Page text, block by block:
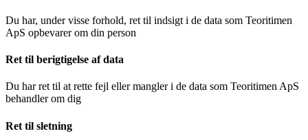
Du har, under visse forhold, ret til indsigt i de data som Teoritimen
ApS opbevarer om din person
Ret til berigtigelse af data
Du har ret til at rette fejl eller mangler i de data som Teoritimen ApS
behandler om dig
Ret til sletning